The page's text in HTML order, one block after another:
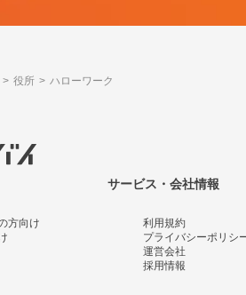
役所 ハローワーク
方向け
サービス・会社情報
利用規約
プライバシーポリシ
運営会社
採用情報